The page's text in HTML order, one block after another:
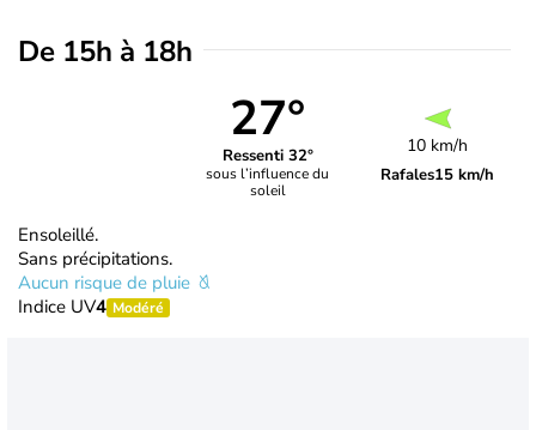
De 15h à 18h
27°
Ressenti 32°
sous l’influence du
soleil
10 km/h
Rafales15 km/h
Ensoleillé.
Sans précipitations.
Aucun risque de pluie
Indice UV4 Modéré